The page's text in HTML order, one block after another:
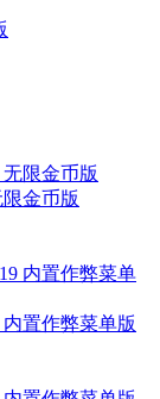
金币版
置作弊菜单版